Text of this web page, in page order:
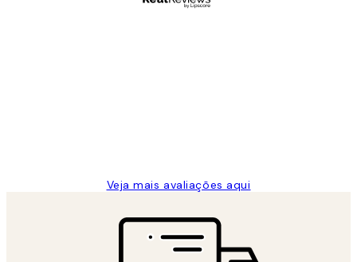
Veja mais avaliações aqui